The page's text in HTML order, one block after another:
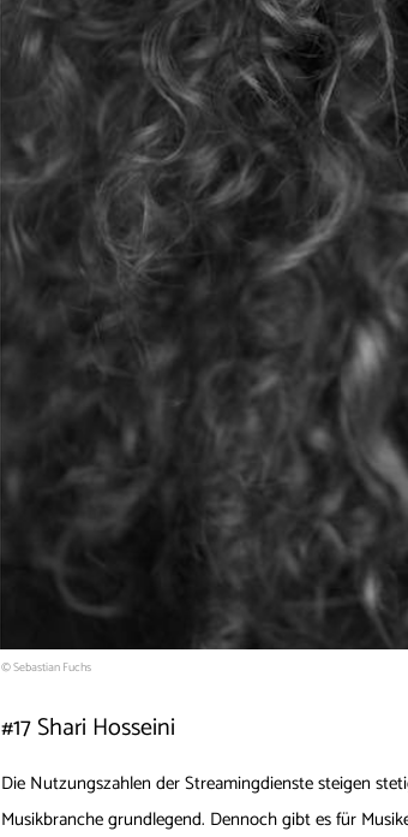
© Sebastian Fuchs
#17 Shari Hosseini
Die Nutzungszahlen der Streamingdienste steigen
Musikbranche grundlegend. Dennoch gibt es für